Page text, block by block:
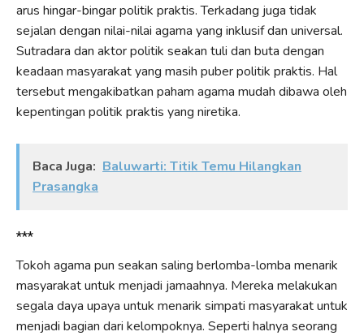
arus hingar-bingar politik praktis. Terkadang juga tidak
sejalan dengan nilai-nilai agama yang inklusif dan universal.
Sutradara dan aktor politik seakan tuli dan buta dengan
keadaan masyarakat yang masih puber politik praktis. Hal
tersebut mengakibatkan paham agama mudah dibawa oleh
kepentingan politik praktis yang niretika.
Baca Juga: Baluwarti: Titik Temu Hilangkan
Prasangka
***
Tokoh agama pun seakan saling berlomba-lomba menarik
masyarakat untuk menjadi jamaahnya. Mereka melakukan
segala daya upaya untuk menarik simpati masyarakat untuk
menjadi bagian dari kelompoknya. Seperti halnya seorang